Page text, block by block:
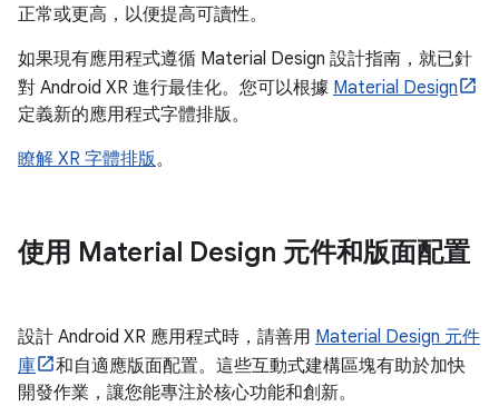
正常或更高，以便提高可讀性。
如果現有應用程式遵循 Material Design 設計指南，就已針
對 Android XR 進行最佳化。您可以根據 Material Design
定義新的應用程式字體排版。
瞭解 XR 字體排版。
使用 Material Design 元件和版面配置
設計 Android XR 應用程式時，請善用 Material Design 元件
庫
和自適應版面配置。這些互動式建構區塊有助於加快
開發作業，讓您能專注於核心功能和創新。